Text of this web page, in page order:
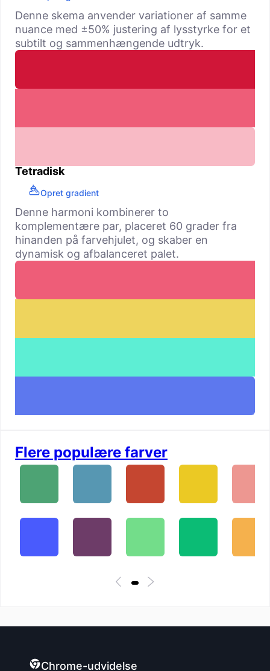
Denne skema anvender variationer af samme
nuance med ±50% justering af lysstyrke for et
subtilt og sammenhængende udtryk.
Tetradisk
Opret gradient
Denne harmoni kombinerer to
komplementære par, placeret 60 grader fra
hinanden på farvehjulet, og skaber en
dynamisk og afbalanceret palet.
Flere populære farver
Chrome-udvidelse